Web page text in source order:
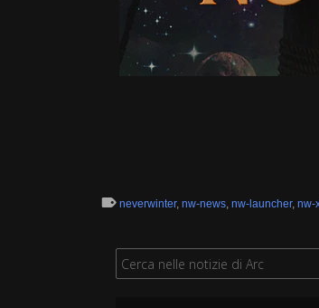
neverwinter, nw-news, nw-launcher, nw-